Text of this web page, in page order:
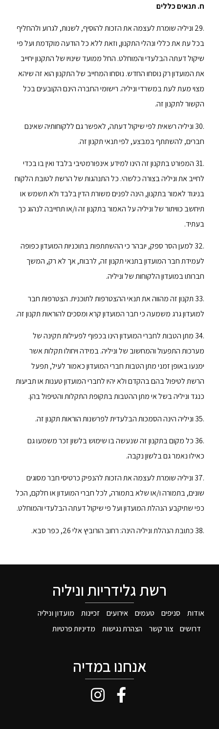
ח. תנאים כללים
.29 וניליה שומרת לעצמה את הזכות להוסיף, לשנות, לגרוע ולהחליף
בכל עת את כללי ונהלי התקנון, וזאת ללא כל הודעה מוקדמת ועל פי
שיקול דעתה הבלעדי והמוחלט. החל ממועד שינויו של התקנון יחייב
את המועדון רק נוסחו החדש. נוסחו המחייב של התקנון הוא זה שיהא
מצוי מעת לעת במשרדי וניליה. רישומי החברה הינם הקובעים בכל
הקשור לתקנון זה.
.30 וניליה רשאית לפי שיקול דעתה, לאפשר גם ללקוחותיה שאינם
חברים, להשתתף במבצע, לפי תנאי תקנון זה.
.31 המפורט בתקנון זה הינו למידע אינפורמטיבי בלבד ואין בו בכדי
לחייב את וניליה בצורה כלשהי. כל התנהגות של הרשת לטובת הלקוח
בניגוד לאמור בתקנון, הינה לפנים משורת הדין בלבד ולא תשמש או
תיחשב כוויתור של וניליה על האמור בתקנון זה ו/או תחייבה לנהוג כך
בעתיד.
.32 למען הסר ספק, יובהר כי ההשתתפות בתוכניות המועדון כפופה
לעמידת חבר המועדון בתנאי תקנון זה, לרבות, אך לא רק, המשך
חברותו במועדון הלקוחות של וניליה.
.33 תקנון זה מהווה את תנאי ההצטרפות לתוכנית. הצטרפות חבר
למועדון גרג משמעה כי חבר המועדון קרא ומסכים להוראות תקנון זה.
.34 מתן הטבות לחברי המועדון הינו בכפוף לפעילות תקינה של
מערכות התפעול והמחשוב של וניליה. במידה ויחולו תקלות אשר
ימנעו באופן זמני מתן הטבות חברי המועדון כאמור לעיל, תפעל
הרשת לטיפול בהם בהקדם ולא יהיו לחברי המועדון טענות או תביעות
כנגד וניליה בשל אי מתן ההטבות בתקופת התקלות והטיפול בהן.
.35 וניליה הינה הסמכות הבלעדית לפרשנות הוראות תקנון זה.
.36 כל מקום בתקנון זה שנעשה בו שימוש בלשון זכר משמעו גם
כאילו נאמר גם בלשון נקבה.
.37 וניליה שומרת לעצמה את הזכות להנפיק כרטיסי חבר מסוגים
שונים, בתמורה ו/או שלא בתמורה, לכל חברי המועדון או חלקם, הכל
כפי שתיקבע הנהלת המועדון ועל פי שיקול דעתה הבלעדי והמוחלט.
.38 כתובת הנהלת וניליה הינה: רחוב הורוביץ אלי 26, כפר סבא.
רשת גלידריות וניליה
אודות סניפים טעמים אירועים זכיינות
מועדון וניליה
דרושים
צור קשר הצהרת נגישות מדיניות פרטיות
אנחנו במדיה